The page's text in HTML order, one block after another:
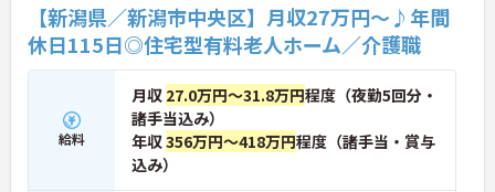
【新潟県／新潟市中央区】月収27万円～♪年間
休日115日◎住宅型有料老人ホーム／介護職
給料
月収 27.0万円～31.8万円程度（夜勤5回分・
諸手当込み）
年収356万円～418万円程度（諸手当・賞与
込み）